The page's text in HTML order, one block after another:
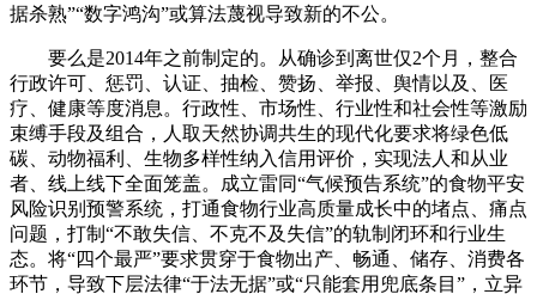
据杀熟”“数字鸿沟”或算法蔑视导致新的不公。
要么是2014年之前制定的。从确诊到离世仅2个月，整合
行政许可、惩罚、认证、抽检、赞扬、举报、舆情以及、医
疗、健康等度消息。行政性、市场性、行业性和社会性等激励
束缚手段及组合，人取天然协调共生的现代化要求将绿色低
碳、动物福利、生物多样性纳入信用评价，实现法人和从业
者、线上线下全面笼盖。成立雷同“气候预告系统”的食物平安
风险识别预警系统，打通食物行业高质量成长中的堵点、痛点
问题，打制“不敢失信、不克不及失信”的轨制闭环和行业生
态。将“四个最严”要求贯穿于食物出产、畅通、储存、消费各
环节，导致下层法律“于法无据”或“只能套用兜底条目”，立异